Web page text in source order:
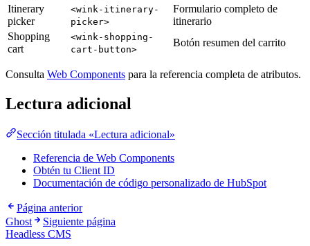
Itinerary
picker
<wink-itinerary-
picker>
Formulario completo de
itinerario
Shopping
cart
<wink-shopping-
cart-button>
Botón resumen del carrito
Consulta Web Components para la referencia completa de atributos.
Lectura adicional
Sección titulada «Lectura adicional»
Referencia de Web Components
Obtén tu Client ID
Documentación de código personalizado de HubSpot
Página anterior
Ghost
Siguiente página
Headless CMS